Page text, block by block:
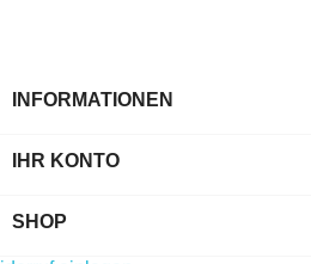
INFORMATIONEN
IHR KONTO
SHOP